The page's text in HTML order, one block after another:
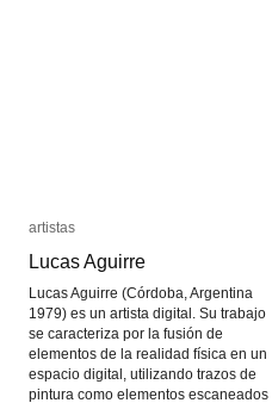
artistas
Lucas Aguirre
Lucas Aguirre (Córdoba, Argentina
1979) es un artista digital. Su trabajo
se caracteriza por la fusión de
elementos de la realidad física en un
espacio digital, utilizando trazos de
pintura como elementos escaneados
artistas
Lucas Aguirre